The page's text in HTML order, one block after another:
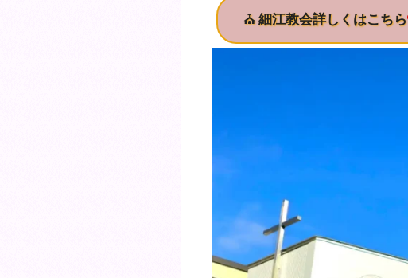
⛪細江教会詳しくはこちら